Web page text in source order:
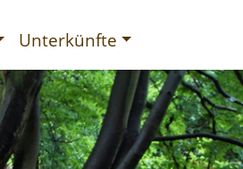
Unterkünfte